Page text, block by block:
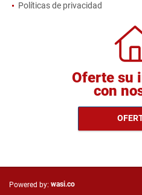
Políticas de privacidad
Oferte su
con
Powered by: wasi.co